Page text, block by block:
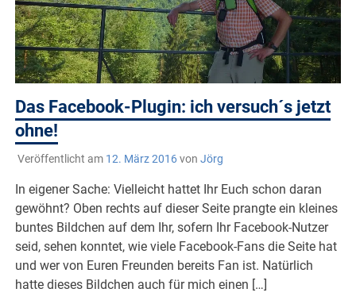
Das Facebook-Plugin: ich versuch´s jetzt
ohne!
Veröffentlicht am 12. März 2016von Jörg
In eigener Sache: Vielleicht hattet Ihr Euch schon daran
gewöhnt? Oben rechts auf dieser Seite prangte ein kleines
buntes Bildchen auf dem Ihr, sofern Ihr Facebook-Nutzer
seid, sehen konntet, wie viele Facebook-Fans die Seite hat
und wer von Euren Freunden bereits Fan ist. Natürlich
hatte dieses Bildchen auch für mich einen […]